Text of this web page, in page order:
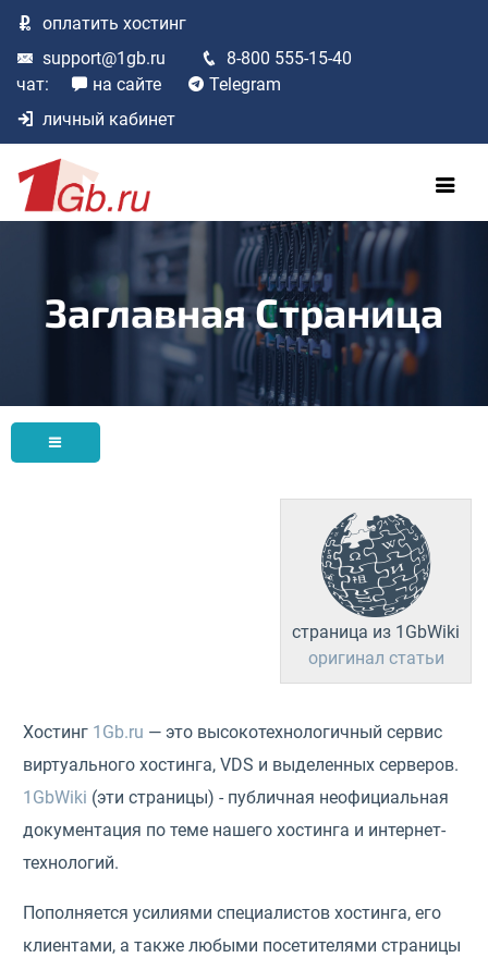
оплатить хостинг
support@1gb.ru
8-800 555-15-40
чат:
на сайте
Telegram
личный кабинет
Заглавная Страница
страница из 1GbWiki
оригинал статьи
Хостинг 1Gb.ru — это высокотехнологичный сервис
виртуального хостинга, VDS и выделенных серверов.
1GbWiki (эти страницы) - публичная неофициальная
документация по теме нашего хостинга и интернет-
технологий.
Пополняется усилиями специалистов хостинга, его
клиентами, а также любыми посетителями страницы